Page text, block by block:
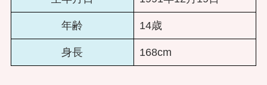
年齢 14歳
身長 168cm